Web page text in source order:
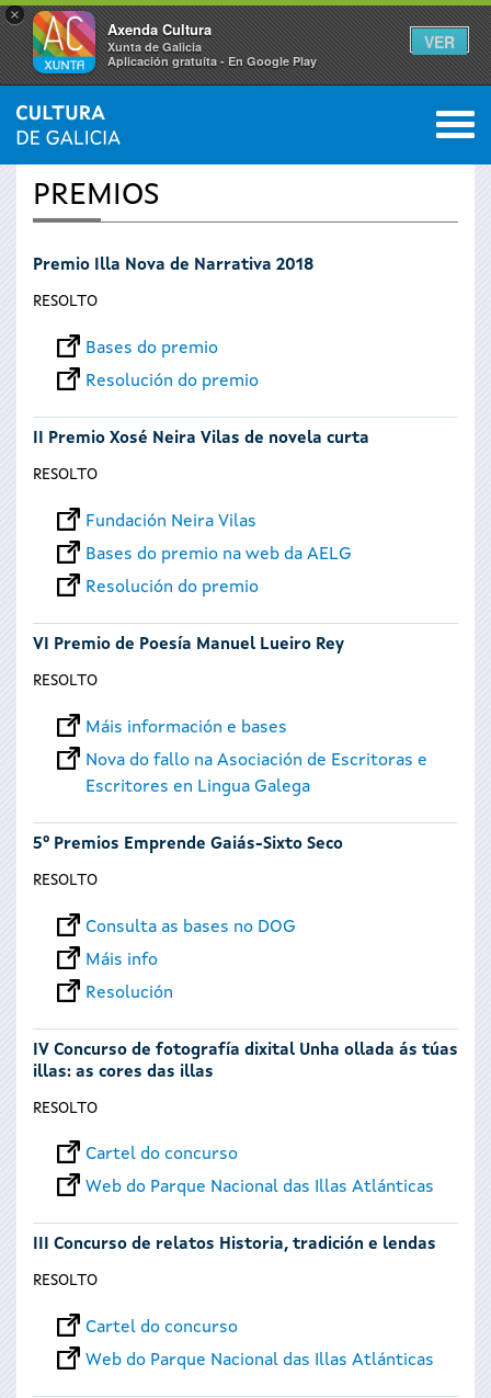
×
Axenda Cultura
Xunta de Galicia
Aplicación gratuíta - En Google Play
VER
Vostede
está
aquí
INICIO › SERVIZOS 0
PREMIOS
Premio Illa Nova de Narrativa 2018
RESOLTO
Bases do premio
Resolución do premio
II Premio Xosé Neira Vilas de novela curta
RESOLTO
Fundación Neira Vilas
Bases do premio na web da AELG
Resolución do premio
VI Premio de Poesía Manuel Lueiro Rey
RESOLTO
Máis información e bases
Nova do fallo na Asociación de Escritoras e
Escritores en Lingua Galega
5º Premios Emprende Gaiás-Sixto Seco
RESOLTO
Consulta as bases no DOG
Máis info
Resolución
IV Concurso de fotografía dixital Unha ollada ás túas
illas: as cores das illas
RESOLTO
Cartel do concurso
Web do Parque Nacional das Illas Atlánticas
III Concurso de relatos Historia, tradición e lendas
RESOLTO
Cartel do concurso
Web do Parque Nacional das Illas Atlánticas